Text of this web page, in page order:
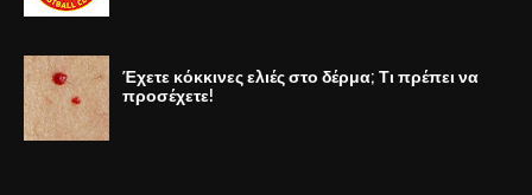
Έχετε κόκκινες ελιές στο δέρμα; Τι πρέπει να
προσέχετε!